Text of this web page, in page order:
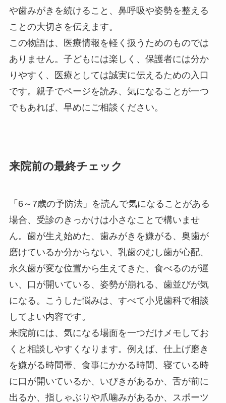
や歯みがきを続けること、鼻呼吸や姿勢を整える
ことの大切さを伝えます。
この物語は、医療情報を軽く扱うためのものでは
ありません。子どもには楽しく、保護者には分か
りやすく、医療としては誠実に伝えるための入口
です。親子でページを読み、気になることが一つ
でもあれば、早めにご相談ください。
来院前の最終チェック
「6～7歳の予防法」を読んで気になることがある
場合、受診のきっかけは小さなことで構いませ
ん。歯が生え始めた、歯みがきを嫌がる、奥歯が
磨けているか分からない、乳歯のむし歯が心配、
永久歯が変な位置から生えてきた、食べるのが遅
い、口が開いている、姿勢が崩れる、歯並びが気
になる。こうした悩みは、すべて小児歯科で相談
してよい内容です。
来院前には、気になる場面を一つだけメモしてお
くと相談しやすくなります。例えば、仕上げ磨き
を嫌がる時間帯、食事にかかる時間、寝ている時
に口が開いているか、いびきがあるか、舌が前に
出るか、指しゃぶりや爪噛みがあるか、スポーツ